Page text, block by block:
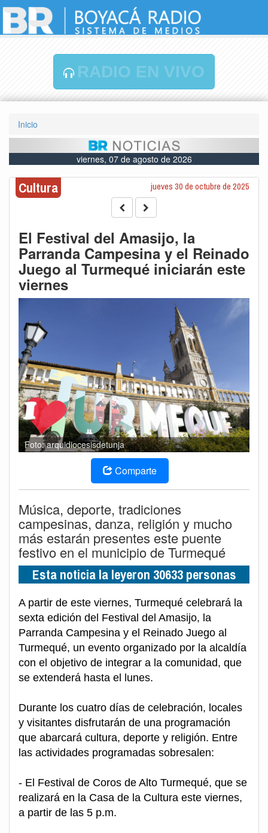
RADIO EN VIVO
Inicio
viernes, 07 de agosto de 2026
Cultura jueves 30 de octubre de 2025
El Festival del Amasijo, la
Parranda Campesina y el Reinado
Juego al Turmequé iniciarán este
viernes
Foto: arquidiocesisdetunja
Comparte
Música, deporte, tradiciones
campesinas, danza, religión y mucho
más estarán presentes este puente
festivo en el municipio de Turmequé
Esta noticia la leyeron 30633 personas
A partir de este viernes, Turmequé celebrará la
sexta edición del Festival del Amasijo, la
Parranda Campesina y el Reinado Juego al
Turmequé, un evento organizado por la alcaldía
con el objetivo de integrar a la comunidad, que
se extenderá hasta el lunes.
Durante los cuatro días de celebración, locales
y visitantes disfrutarán de una programación
que abarcará cultura, deporte y religión. Entre
las actividades programadas sobresalen:
- El Festival de Coros de Alto Turmequé, que se
realizará en la Casa de la Cultura este viernes,
a partir de las 5 p.m.